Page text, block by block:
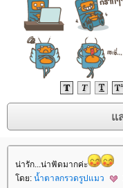
น่ารัก...น่าฟัดมากค่ะ
ดย: น้ำตาลกรวดรูปแมว